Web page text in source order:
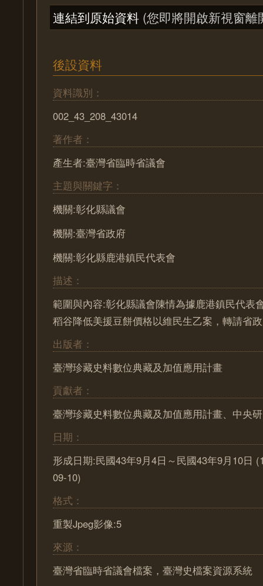
連結到原始資料 (您即將開啟新視窗離
後設資料
資料識別：
002_43_208_43014
著作者：
產生者:臺灣省臨時省議會
主題與關鍵字：
機關:彰化縣議會
機關:臺灣省政府
機關:彰化縣鹿港鎮民代表會
描述：
範圍與內容:彰化縣議會陳情為據鹿港鎮民代表
稻谷降低美援豆餅價格以維民生乙案，轉請省
出版者：
臺灣珍藏史料數位典藏及加值應用計畫
貢獻者：
臺灣珍藏史料數位典藏及加值應用計畫、中央
日期：
形成日期:民國43年9月4日～民國43年9月10日
09-10)
格式：
重製Jpeg影像:5
來源：
臺灣省臨時省議會檔案，臺灣史檔案資源系統